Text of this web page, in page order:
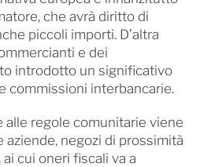
che avrà diritto di
piccoli importi. D’altra
e dei
introdotto un significativo
commissioni interbancarie.
alle regole comunitarie viene
aziende, negozi di prossimità
cui oneri fiscali va a